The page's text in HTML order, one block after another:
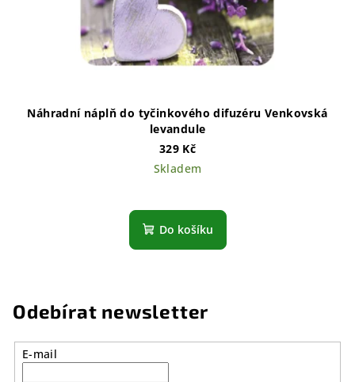
Náhradní náplň do tyčinkového difuzéru Venkovská
levandule
329 Kč
Skladem
Do košíku
Odebírat newsletter
E-mail